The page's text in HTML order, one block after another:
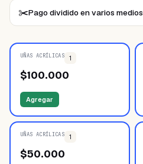
✂️Pago dividido en varios medios
UÑAS ACRÍLICAS 1
$100.000
Agregar
UÑAS ACRÍLICAS 1
$50.000